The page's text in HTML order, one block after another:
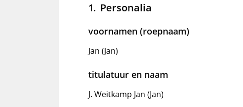
Personalia
voornamen (roepnaam)
Jan (Jan)
titulatuur en naam
J. Weitkamp Jan (Jan)